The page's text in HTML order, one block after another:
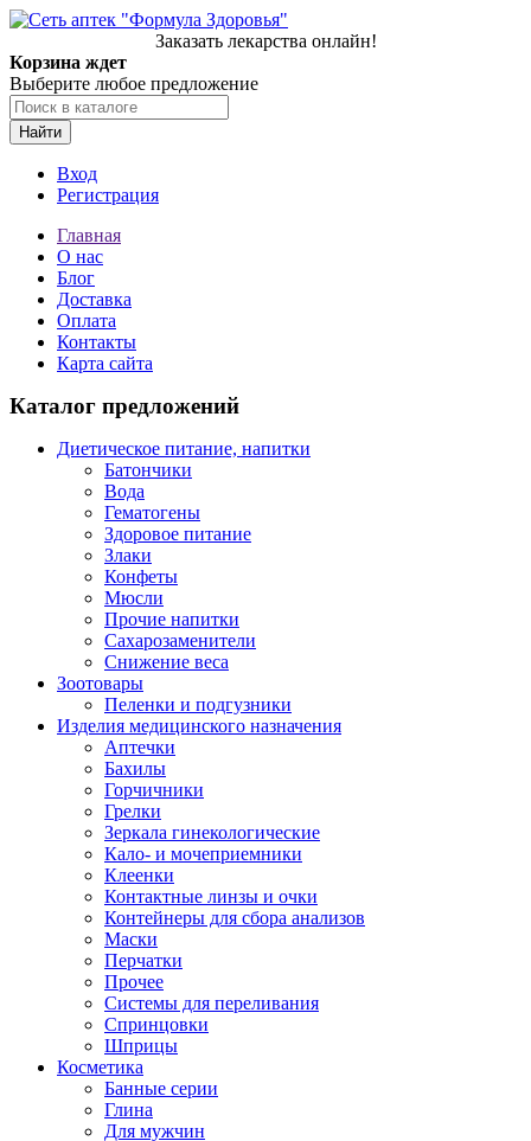
Заказать лекарства онлайн!
Корзина ждет
Выберите любое предложение
Найти
Вход
Регистрация
Главная
О нас
Блог
Доставка
Оплата
Контакты
Карта сайта
Каталог предложений
Диетическое питание, напитки
Батончики
Вода
Гематогены
Здоровое питание
Злаки
Конфеты
Мюсли
Прочие напитки
Сахарозаменители
Снижение веса
Зоотовары
Пеленки и подгузники
Изделия медицинского назначения
Аптечки
Бахилы
Горчичники
Грелки
Зеркала гинекологические
Кало- и мочеприемники
Клеенки
Контактные линзы и очки
Контейнеры для сбора анализов
Маски
Перчатки
Прочее
Системы для переливания
Спринцовки
Шприцы
Косметика
Банные серии
Глина
Для мужчин